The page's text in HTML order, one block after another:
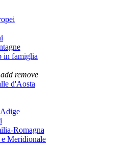
in famiglia
add remove
d'Aosta
Romagna
Meridionale